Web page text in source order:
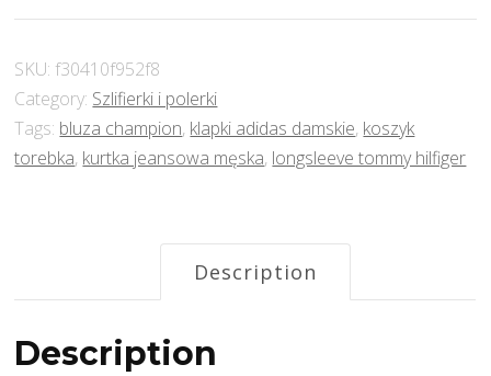
SKU: f30410f952f8
Category: Szlifierki i polerki
Tags: bluza champion, klapki adidas damskie, koszyk
torebka, kurtka jeansowa męska, longsleeve tommy hilfiger
Description
Description